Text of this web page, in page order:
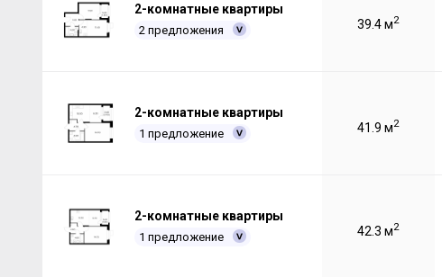
2-комнатные квартиры
2 предложения 39.4 м2
2-комнатные квартиры
1 предложение 41.9 м2
2-комнатные квартиры
1 предложение 42.3 м2